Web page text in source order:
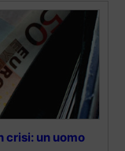
crisi: un uomo